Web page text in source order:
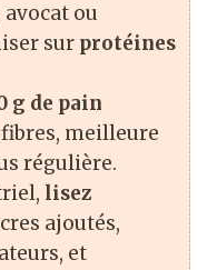
ou
sur protéines
g de pain
meilleure
régulière.
lisez
ajoutés,
et